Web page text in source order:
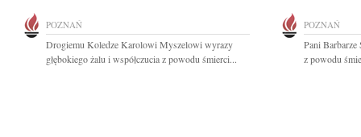
POZNAŃ
Drogiemu Koledze Karolowi Myszelowi wyrazy
głębokiego żalu i współczucia z powodu śmierci...
POZNAŃ
Pani Barbarze
z powodu